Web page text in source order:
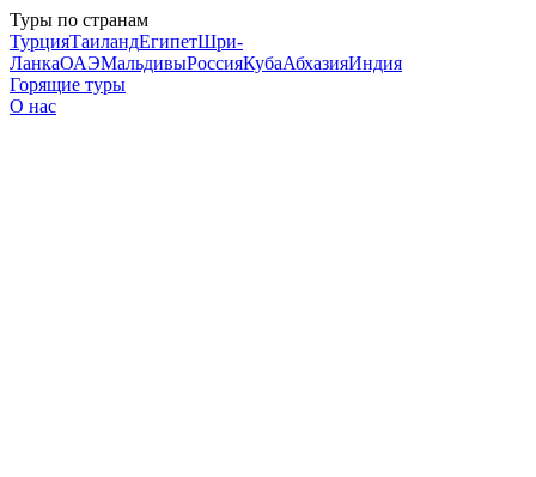
Туры по странам
ТурцияТаиландЕгипетШри-
ЛанкаОАЭМальдивыРоссияКубаАбхазияИндия
Горящие туры
О нас